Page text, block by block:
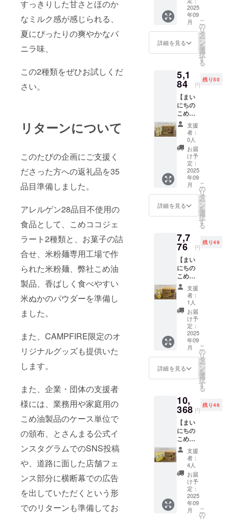
すっきりした甘さとほのか
なミルク感が感じられる、
夏にぴったりの爽やかなバ
ニラ味、
この2種類をぜひお試しくだ
さい。
リターンについて
このたびの企画にご支援く
ださった方への返礼品を35
品目準備しました。
アレルゲン28品目不使用の
食品として、こめココジェ
ラート2種類と、お菓子の詰
合せ、米粉麺専用工場で作
られた米粉麺、弊社こめ油
製品、香ばしく食べやすい
米ぬかのパウダーを準備し
ました。
また、CAMPFIRE限定のオ
リジナルグッズも提供いた
します。
また、企業・団体の支援者
様には、業務用や家庭用の
こめ油製品のケース単位で
の頒布、とさんまる公式イ
ンスタグラムでのSNS投稿
や、道路に面した店舗フェ
ンス部分に横断幕での広告
を出していただくという形
でのリターンも準備してお
必ず備
考欄に
「同
意」と
くださ
い
含有を
完全に
は防ぐ
ことが
なって
おりま
ただく
際には
アレル
ゲン含
有リス
クにつ
いてあ
らかじ
めご了
承いた
だき、
必ず備
考欄に
「同
意」と
くださ
い。
「原材
料及び
添加物
等の食
はお届
け商品
記され
ます。
商品開
封前に
は必ず
お届け
のリ
ターン
に貼付
された
ラベル
や注意
書きを
ご確認
くださ
＜アレ
ルゲン
関する
「同
意」の
お願い
＞ 本製
品は原
材料に
アレル
ゲン28
品目を
使用し
ており
ません
が、ア
レルゲ
目を使
用した
と同じ
製造設
備を用
いて製
造され
ており
ます。
そのた
めアレ
ルゲン
含有を
完全に
は防ぐ
ことが
難しく
ま・大
豆・バ
ナナ・
もも・
りん
製品と
共通の
設備で
製造し
ていま
す。
「原材
料及び
添加物
等の食
品表示
はお届
け商品
のラベ
ルに表
ます。
商品開
お届け
のリ
ターン
に貼付
された
ラベル
や注意
書きを
ご確認
くださ
い。」
＜アレ
ルゲン
含有リ
スクに
「同
意」の
品は原
材料に
アレル
ゲン28
品目を
使用し
ており
ません
が、ア
レルゲ
ン28品
目を使
用した
他製品
（2種）
につい
て ・原
材料に
含まれ
（28品
目
中）：
使用し
ていま
せん 本
製品は
小麦・
そば・
卵・
乳・
アーモ
ンド・
オレン
ジ・キ
ウイフ
ルー
ナナ・
もも・
りん
ご・ゼ
ラチン
を含む
製品と
共通の
設備で
製造し
ていま
す。
「原材
料及び
添加物
品表示
はお届
ルに表
記され
ます。
商品開
封前に
は必ず
お届け
のリ
ターン
に貼付
された
ラベル
や注意
書きを
ご確認
はくる
み・小
麦・
卵・
乳・
アーモ
ンド・
ジ・キ
ウイフ
ルー
ツ・ご
ま・大
豆・も
も・り
んご・
ゼラチ
ンを含
む製品
と共通
の設備
で製造
してい
ま
す。
等の食
品表示
はお届
け商品
のラベ
ルに表
記され
ます。
商品開
封前に
は必ず
お届け
のリ
ターン
に貼付
された
ラベル
くださ
い。」
＜アレ
ルゲン
含有リ
スクに
関する
「同
意」の
お願い
＞ 本商
品は原
材料
に ア
レルゲ
商品開
封前に
は必ず
お届け
のリ
ターン
に貼付
ラベル
や注意
書きを
ご確認
くださ
い。」
「メッ
セー
ジ」を
上、ご
記載く
稿後1週
間定休
日を除
く毎
日、ス
トー
リー投
稿もい
たしま
す。ご
支援く
ださっ
た団体
様のタ
グ付け
ムペー
ジのリ
あれば
可能で
す。
しま
す。 そ
の後1週
間（定
除
く）、
ンスタ
グラム
公式ア
カウン
トより
ストー
リー投
稿いた
しま
す。 絵
を描く
際の
テーマ
は、
「大自
み」、
「太陽
「美し
い水田
の風
景」、
「多様
性と共
存」の
いずれ
かとさ
せてい
ただき
ます。
広告や
特定の
社名・
名・商
品名な
記しな
いよう
にお願
いいた
しま
す。
べるハ
イブレ
フ」2袋
を提供
しま
弊社人
気商品
まいに
ちのこ
め油の
紙パッ
クの豆
シール
10枚
（直径
2.1cm)
が付き
ます。
・サイ
ズ：約
3cm×2
2cm ・
・保存
方法：
高温・
直射日
光を避
け、冷
暗所で
保存し
てくだ
さい。
・消費
期限も
しくは
賞味期
限：製
ら約1年
間 「原
物等の
食品表
示はお
届け商
品のラ
ベルに
表記さ
れま
す。 商
品開封
前には
必ずお
届けの
リター
気商
品、ま
いにち
のこめ
油の紙
豆シー
ル10枚
がおま
けとし
て付き
ます ・
サイ
ズ：約
19cm×
31cm×
9cm ・
重量：
3200g
・保存
方法：
高温・
暗所で
保存し
てくだ
さい。
・消費
期限も
しくは
賞味期
限：製
造日か
ら約2年
間 ・原
材料、
主原料
の原産
用こめ
油（国
添加物
表示、
アレル
ギー表
示：ー
き】 三
和油脂
株式会
社の人
気商
品、紙
パック
たこめ
油
900g2
本と油
が空気
に触れ
ない押
し出し
プラボ
トル
410g3
本の詰
合せギ
フトで
す。
900ｇ
パック
め物調
理や卓
上油に
は410ｇ
のボト
ルがお
すすめ
です。
おまけ
とし
て、ま
いにち
のこめ
油の紙
パック
を図案
化した
10枚が
付きま
す。 ・
サイ
ズ：約
24.5cm
×38cm
×8cm
・重
量：約
3100g
・保存
方法：
高温・
直射日
2025
年09
月
詳細を見る
こ
の
リ
タ
ー
ン
を
選
択
す
る
5,1
84 円
残り50
【まい
にちの
こめ油
180g×1
2本☆ま
いこめ
豆シー
ル付
き】 三
和油脂
株式会
社の人
気商
品、油
が空気
に触れ
し出し
プラボ
トル
180g12
本入り
ケース
です。
炒め物
調理や
卓上油
に180ｇ
の少量
サイズ
のボト
ルは便
利で
す。 お
ちのこ
め油の
紙パッ
クを図
案化し
たイラ
ストの
豆シー
ル10枚
が付き
ます。
まいに
ちのこ
め油
180g ・
支援
者：
0人
お届
け予
定：
2025
年09
月
詳細を見る
こ
の
リ
タ
ー
ン
を
選
択
す
る
7,7
76 円
残り49
【まい
にちの
こめ油
410g×1
2本☆ま
いこめ
豆シー
ル付】
三和油
脂株式
会社の
人気商
品、油
が空気
に触れ
ない押
プラボ
トル
180g12
本入り
ケース
です。
炒め物
調理や
卓上油
に410ｇ
の少量
サイズ
のボト
ルは便
利で
支援
者：
1人
お届
け予
定：
2025
年09
月
詳細を見る
こ
の
リ
タ
ー
ン
を
選
択
す
る
10,
368 円
残り46
【まい
にちの
こめ油
900ｇ
×12本☆
まいこ
め豆
シール
付き】
三和油
脂株式
会社の
支援
者：
4人
お届
け予
定：
2025
年09
月
こ
の